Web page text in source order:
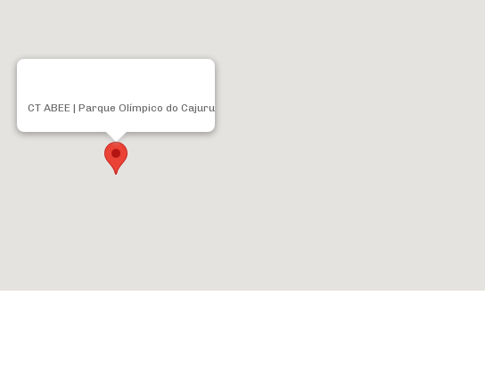
CT ABEE | Parque Olímpico do Cajuru